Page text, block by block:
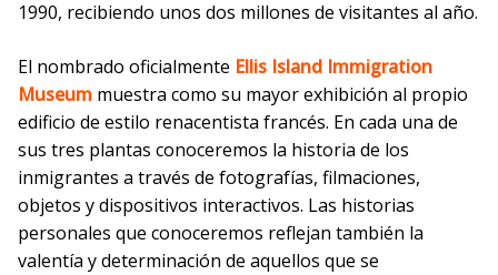
1990, recibiendo unos dos millones de visitantes al año.
El nombrado oficialmente Ellis Island Immigration
Museum muestra como su mayor exhibición al propio
edificio de estilo renacentista francés. En cada una de
sus tres plantas conoceremos la historia de los
inmigrantes a través de fotografías, filmaciones,
objetos y dispositivos interactivos. Las historias
personales que conoceremos reflejan también la
valentía y determinación de aquellos que se